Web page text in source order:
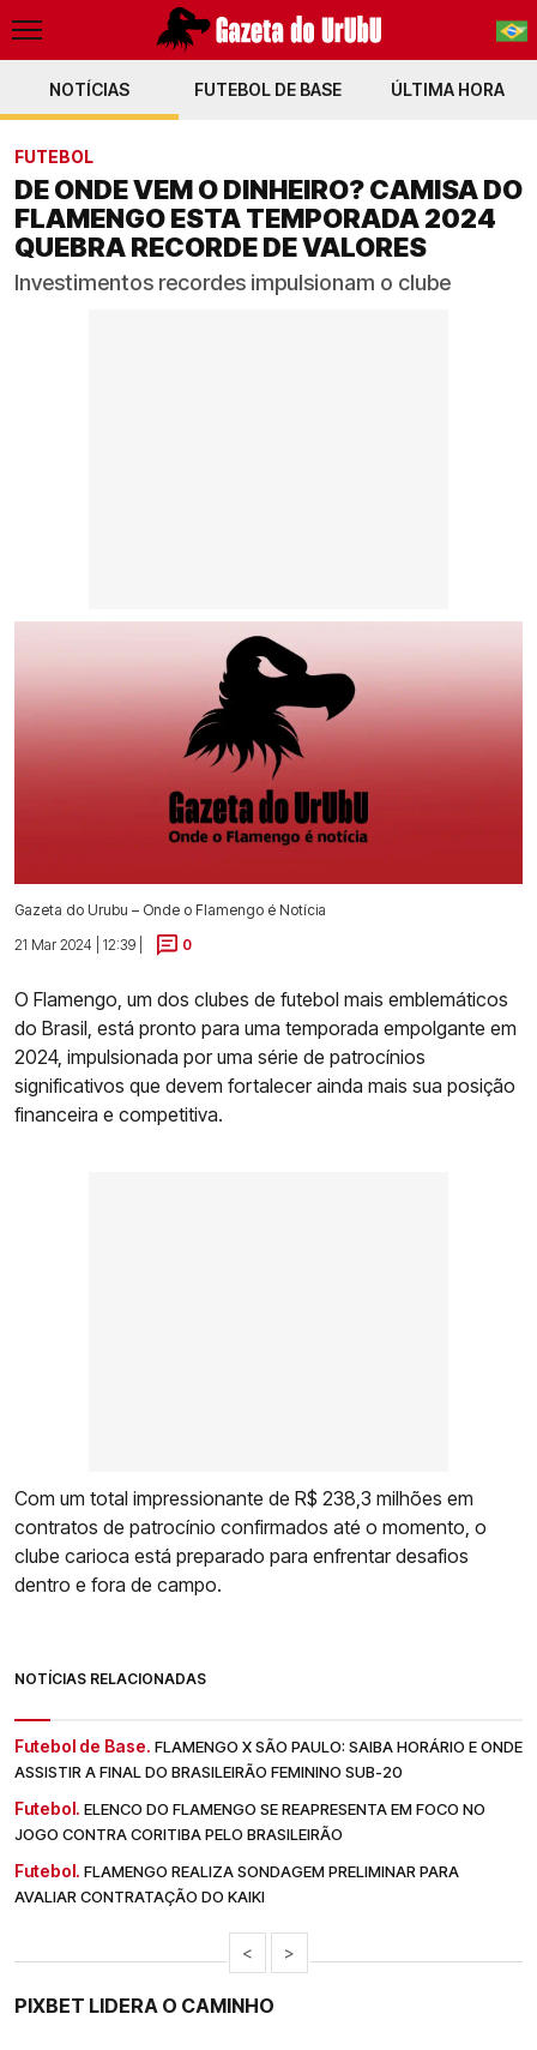
PT-BR
NOTÍCIAS FUTEBOL DE BASE ÚLTIMA HORA
FUTEBOL
DE ONDE VEM O DINHEIRO? CAMISA DO
FLAMENGO ESTA TEMPORADA 2024
QUEBRA RECORDE DE VALORES
Investimentos recordes impulsionam o clube
Gazeta do Urubu – Onde o Flamengo é Notícia
21 Mar 2024 | 12:39 |
0
O Flamengo, um dos clubes de futebol mais emblemáticos
do Brasil, está pronto para uma temporada empolgante em
2024, impulsionada por uma série de patrocínios
significativos que devem fortalecer ainda mais sua posição
financeira e competitiva.
Com um total impressionante de R$ 238,3 milhões em
contratos de patrocínio confirmados até o momento, o
clube carioca está preparado para enfrentar desafios
dentro e fora de campo.
NOTÍCIAS RELACIONADAS
Futebol de Base. FLAMENGO X SÃO PAULO: SAIBA HORÁRIO E ONDE
ASSISTIR A FINAL DO BRASILEIRÃO FEMININO SUB-20
Futebol. ELENCO DO FLAMENGO SE REAPRESENTA EM FOCO NO
JOGO CONTRA CORITIBA PELO BRASILEIRÃO
Futebol. FLAMENGO REALIZA SONDAGEM PRELIMINAR PARA
AVALIAR CONTRATAÇÃO DO KAIKI
< >
PIXBET LIDERA O CAMINHO